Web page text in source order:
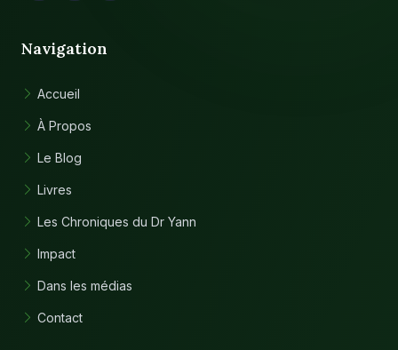
Navigation
Accueil
À Propos
Le Blog
Livres
Les Chroniques du Dr Yann
Impact
Dans les médias
Contact